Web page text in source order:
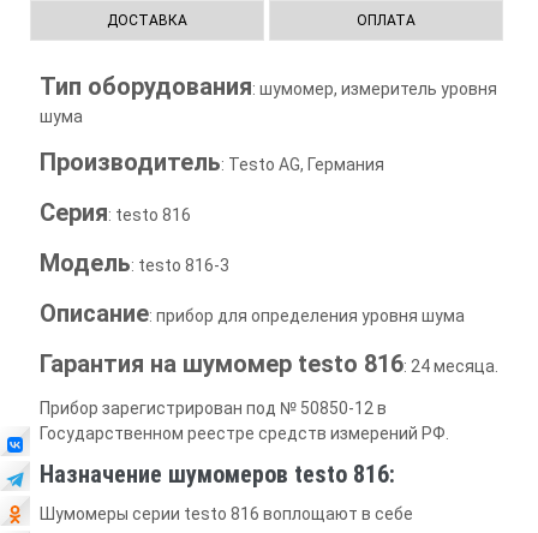
ДОСТАВКА ОПЛАТА
Тип оборудования: шумомер, измеритель уровня
шума
Производитель: Testo AG, Германия
Серия: testo 816
Модель: testo 816-3
Описание: прибор для определения уровня шума
Гарантия на шумомер testo 816: 24 месяца.
Прибор зарегистрирован под № 50850-12 в
Государственном реестре средств измерений РФ.
Назначение шумомеров testo 816:
Шумомеры серии testo 816 воплощают в себе